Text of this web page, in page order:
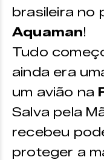
brasileira no
Aquaman!
Tudo
ainda era
um avião na
Salva pela
recebeu
proteger a